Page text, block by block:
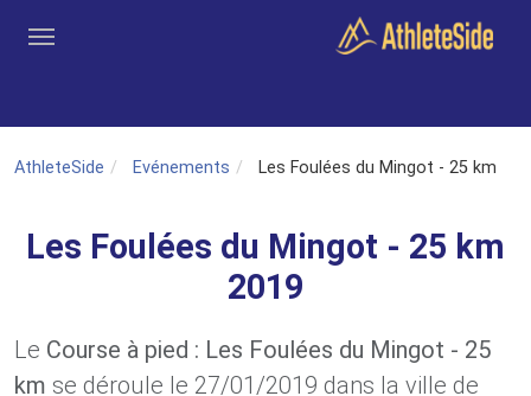
AthleteSide Evénements Les Foulées du Mingot - 25 km
Les Foulées du Mingot - 25 km
2019
Le Course à pied : Les Foulées du Mingot - 25
km se déroule le 27/01/2019 dans la ville de